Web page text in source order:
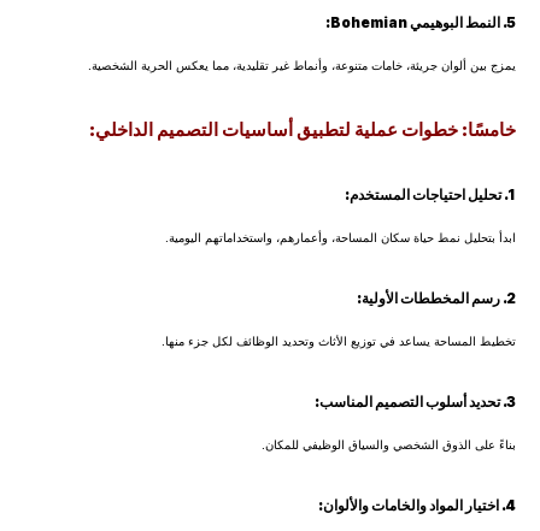
5. النمط البوهيمي Bohemian:
يمزج بين ألوان جريئة، خامات متنوعة، وأنماط غير تقليدية، مما يعكس الحرية الشخصية.
خامسًا: خطوات عملية لتطبيق أساسيات التصميم الداخلي:
1. تحليل احتياجات المستخدم:
ابدأ بتحليل نمط حياة سكان المساحة، وأعمارهم، واستخداماتهم اليومية.
2. رسم المخططات الأولية:
تخطيط المساحة يساعد في توزيع الأثاث وتحديد الوظائف لكل جزء منها.
3. تحديد أسلوب التصميم المناسب:
بناءً على الذوق الشخصي والسياق الوظيفي للمكان.
4. اختيار المواد والخامات والألوان: